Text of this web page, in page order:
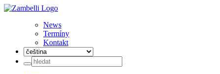
News
Termíny
Kontakt